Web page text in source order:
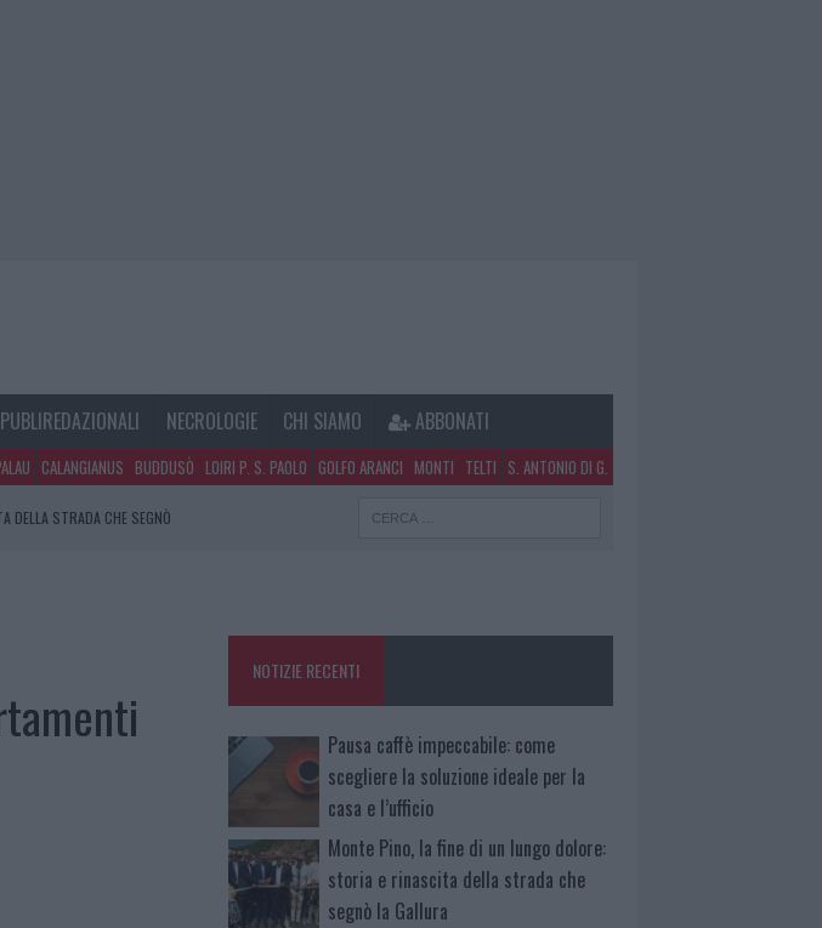
PUBLIREDAZIONALI NECROLOGIE CHI SIAMO ABBONATI
CALANGIANUS BUDDUSÒ LOIRI P. S. PAOLO GOLFO ARANCI MONTI TELTI S. ANTONIO DI G.
DELLA STRADA CHE SEGNÒ
L’UFFICIO
NOTIZIE RECENTI
Pausa caffè impeccabile: come
scegliere la soluzione ideale per la
casa e l’ufficio
Monte Pino, la fine di un lungo dolore:
storia e rinascita della strada che
segnò la Gallura